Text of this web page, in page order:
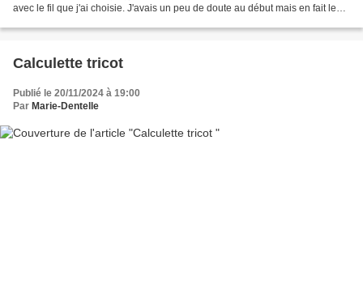
avec le fil que j'ai choisie. J'avais un peu de doute au début mais en fait le
Calculette tricot
Publié le 20/11/2024 à 19:00
Par Marie-Dentelle